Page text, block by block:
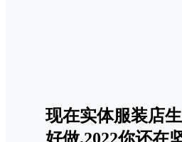
现在实体服装店